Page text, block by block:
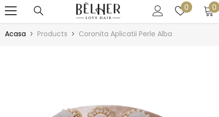
0 Liste
00
Acasa Products Coronita Aplicatii Perle Alba